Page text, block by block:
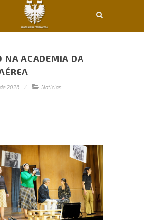
NA ACADEMIA DA
2026 Notícias